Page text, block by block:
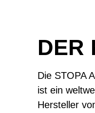
DER
Die STOPA
ist ein
Hersteller